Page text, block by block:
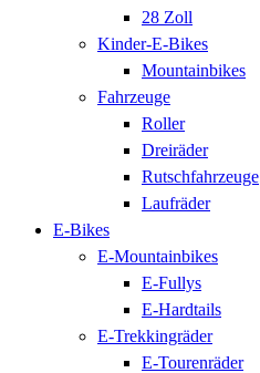
28 Zoll
Kinder-E-Bikes
Mountainbikes
Fahrzeuge
Roller
Dreiräder
Rutschfahrzeuge
Laufräder
E-Bikes
E-Mountainbikes
E-Fullys
E-Hardtails
E-Trekkingräder
E-Tourenräder